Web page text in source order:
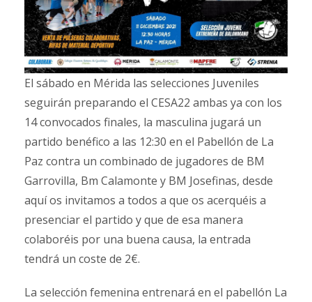
El sábado en Mérida las selecciones Juveniles
seguirán preparando el CESA22 ambas ya con los
14 convocados finales, la masculina jugará un
partido benéfico a las 12:30 en el Pabellón de La
Paz contra un combinado de jugadores de BM
Garrovilla, Bm Calamonte y BM Josefinas, desde
aquí os invitamos a todos a que os acerquéis a
presenciar el partido y que de esa manera
colaboréis por una buena causa, la entrada
tendrá un coste de 2€.
La selección femenina entrenará en el pabellón La